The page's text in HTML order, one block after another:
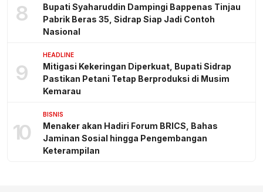
8
Bupati Syaharuddin Dampingi Bappenas Tinjau
Pabrik Beras 35, Sidrap Siap Jadi Contoh
Nasional
9
HEADLINE
Mitigasi Kekeringan Diperkuat, Bupati Sidrap
Pastikan Petani Tetap Berproduksi di Musim
Kemarau
10
BISNIS
Menaker akan Hadiri Forum BRICS, Bahas
Jaminan Sosial hingga Pengembangan
Keterampilan